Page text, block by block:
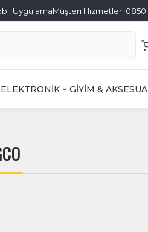
UygulamaMüşteri Hizmetleri
ELEKTRONİK GİYİM &